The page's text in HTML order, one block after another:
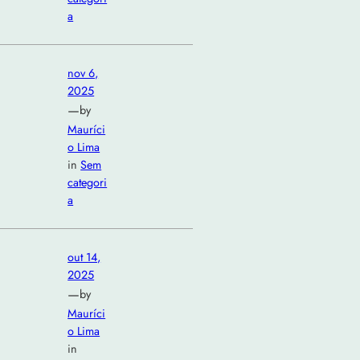
a
nov 6,
2025
—by
Mauríci
o Lima
inSem
categori
a
out 14,
2025
—by
Mauríci
o Lima
in